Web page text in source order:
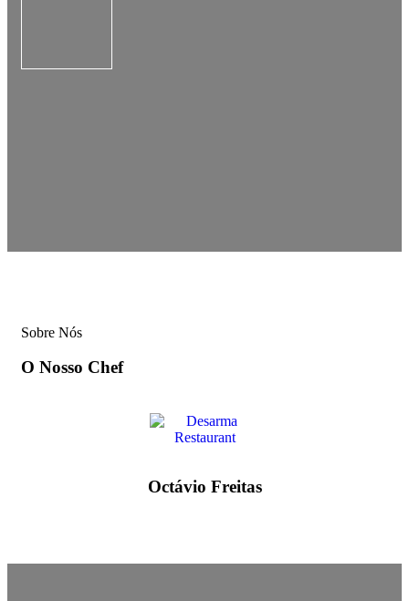
Sobre Nós
O Nosso Chef
Octávio Freitas